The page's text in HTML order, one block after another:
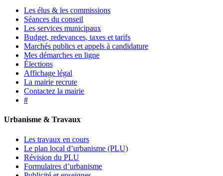
Les élus & les commissions
Séances du conseil
Les services municipaux
Budget, redevances, taxes et tarifs
Marchés publics et appels à candidature
Mes démarches en ligne
Élections
Affichage légal
La mairie recrute
Contactez la mairie
#
Urbanisme & Travaux
Les travaux en cours
Le plan local d’urbanisme (PLU)
Révision du PLU
Formulaires d’urbanisme